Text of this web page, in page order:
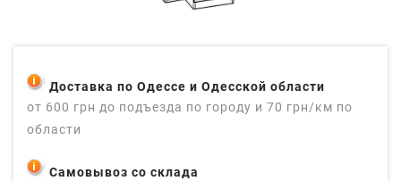
Доставка по Одессе и Одесской области
от 600 грн до подъезда по городу и 70 грн/км по
области
Самовывоз со склада